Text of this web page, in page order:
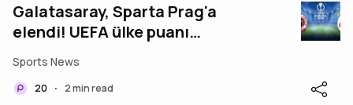
Galatasaray, Sparta Prag'a
elendi! UEFA ülke puanı
Sports News
20 • 2 min read